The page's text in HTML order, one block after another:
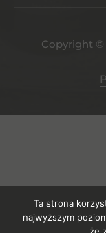
Copyright ©
Ta strona
najwyższym